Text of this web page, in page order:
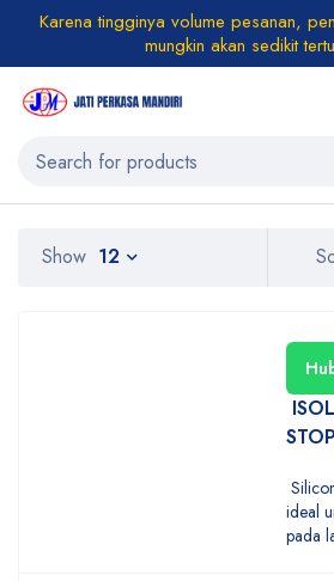
Karena tingginya volume pesanan,
mungkin akan sedikit
Show 12
ideal
pada